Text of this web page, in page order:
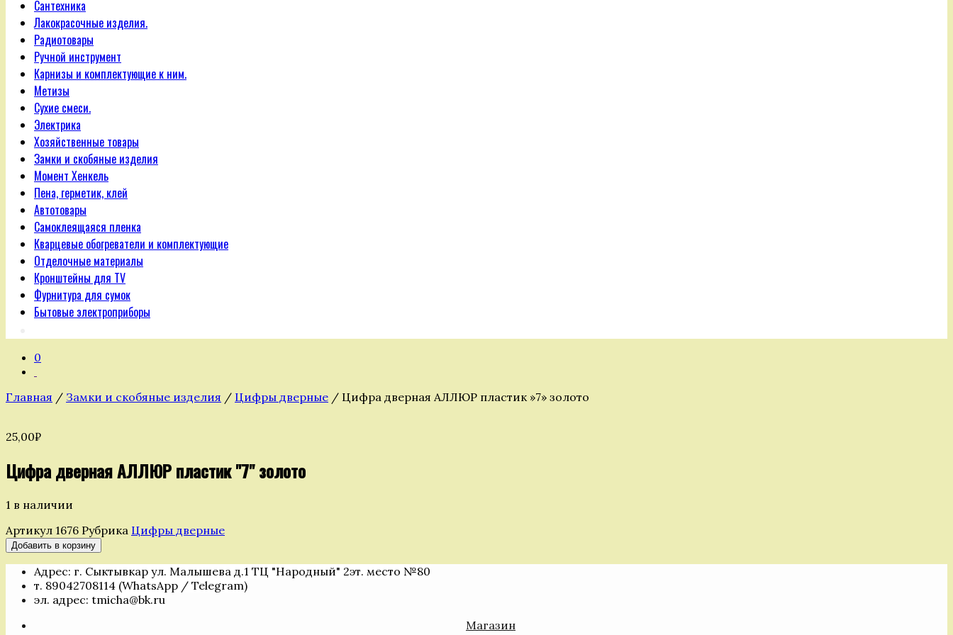
Сантехника
Лакокрасочные изделия.
Радиотовары
Ручной инструмент
Карнизы и комплектующие к ним.
Метизы
Сухие смеси.
Электрика
Хозяйственные товары
Замки и скобяные изделия
Момент Хенкель
Пена, герметик, клей
Автотовары
Самоклеящаяся пленка
Кварцевые обогреватели и комплектующие
Отделочные материалы
Кронштейны для TV
Фурнитура для сумок
Бытовые электроприборы
0
Главная / Замки и скобяные изделия / Цифры дверные / Цифра дверная АЛЛЮР пластик »7» золото
25,00₽
Цифра дверная АЛЛЮР пластик ''7'' золото
1 в наличии
Артикул 1676 Рубрика Цифры дверные
Количество
товара
Цифра
дверная
АЛЛЮР
Добавить в корзину
Адрес: г. Сыктывкар ул. Малышева д.1 ТЦ "Народный" 2эт. место №80
т. 89042708114 (WhatsApp / Telegram)
эл. адрес: tmicha@bk.ru
Магазин